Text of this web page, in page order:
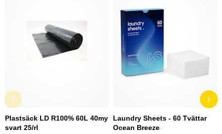
Plastsäck LD R100% 60L 40my
svart 25/rl
Laundry Sheets - 60 Tvättar
Ocean Breeze